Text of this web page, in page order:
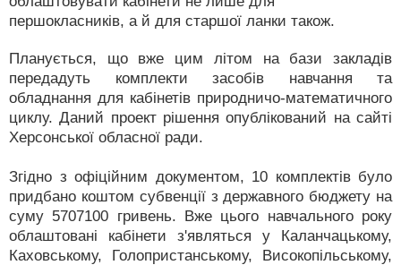
першокласників, а й для старшої ланки також.
Планується, що вже цим літом на бази закладів
передадуть комплекти засобів навчання та
обладнання для кабінетів природничо-математичного
циклу. Даний проект рішення опублікований на сайті
Херсонської обласної ради.
Згідно з офіційним документом, 10 комплектів було
придбано коштом субвенції з державного бюджету на
суму 5707100 гривень. Вже цього навчального року
облаштовані кабінети з'являться у Каланчацькому,
Каховському, Голопристанському, Високопільському,